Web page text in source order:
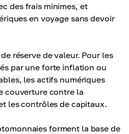
des frais minimes, et
en voyage sans devoir
réserve de valeur. Pour les
par une forte inflation ou
les actifs numériques
couverture contre la
les contrôles de capitaux.
forment la base de